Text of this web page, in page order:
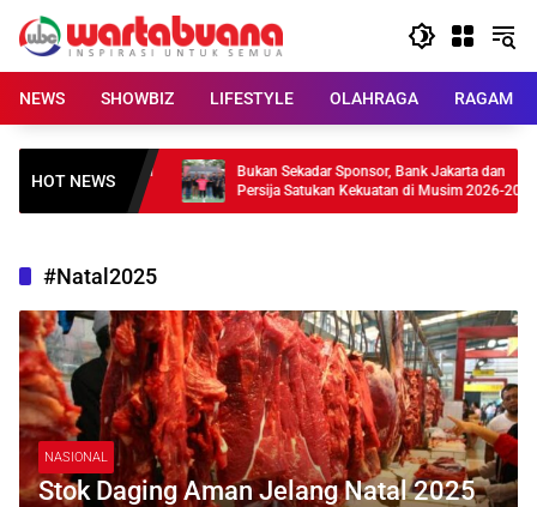
content
NEWS
SHOWBIZ LIFESTYLE OLAHRAGA RAGAM
HOT NEWS
Bromo Usai
Bukan Sekadar Sponsor, Bank Jakarta dan
Persija Satukan Kekuatan di Musim 2026-2027
#Natal2025
NASIONAL
Stok Daging Aman Jelang Natal 2025